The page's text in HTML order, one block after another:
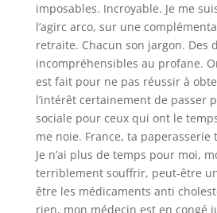
imposables. Incroyable. Je me
l’agirc arco, sur une
retraite. Chacun son jargon. Des
incompréhensibles au profane.
est fait pour ne pas réussir à
l’intérêt certainement de passer
sociale pour ceux qui ont le
me noie. France, ta paperasserie
Je n’ai plus de temps pour moi,
terriblement souffrir, peut-être
être les médicaments anti
rien, mon médecin est en congé